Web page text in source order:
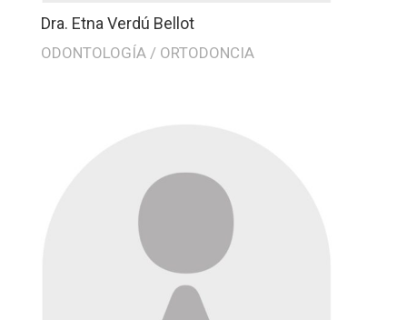
Dra. Etna Verdú Bellot
ODONTOLOGÍA / ORTODONCIA